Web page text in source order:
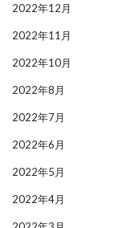
2022年12月
2022年11月
2022年10月
2022年8月
2022年7月
2022年6月
2022年5月
2022年4月